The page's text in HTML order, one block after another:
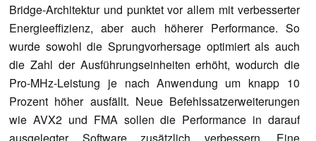
Bridge-Architektur und punktet vor allem mit verbesserter
Energieeffizienz, aber auch höherer Performance. So
wurde sowohl die Sprungvorhersage optimiert als auch
die Zahl der Ausführungseinheiten erhöht, wodurch die
Pro-MHz-Leistung je nach Anwendung um knapp 10
Prozent höher ausfällt. Neue Befehlssatzerweiterungen
wie AVX2 und FMA sollen die Performance in darauf
ausgelegter Software zusätzlich verbessern. Eine